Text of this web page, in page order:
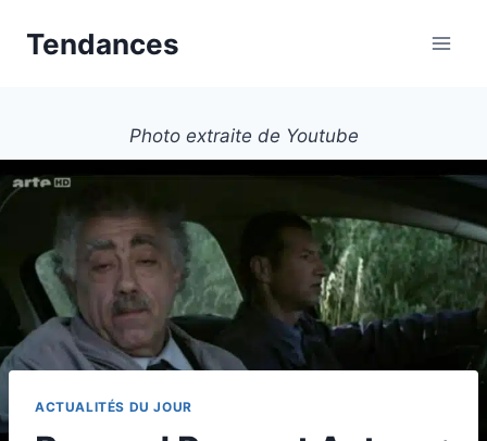
Tendances
Photo extraite de Youtube
ACTUALITÉS DU JOUR